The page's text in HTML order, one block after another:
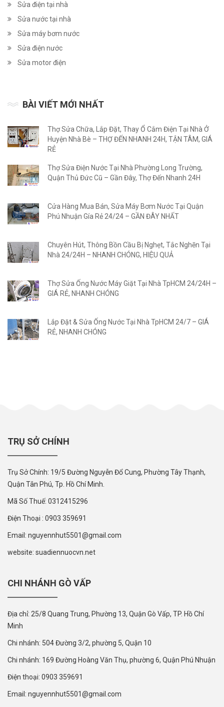
Sửa điện tại nhà
Sửa nước tại nhà
Sửa máy bơm nước
Sửa điện nước
Sửa motor điện
BÀI VIẾT MỚI NHẤT
Thợ Sửa Chữa, Lắp Đặt, Thay Ổ Cắm Điện Tại Nhà Ở
Huyện Nhà Bè – THỢ ĐẾN NHANH 24H, TẬN TÂM, GIÁ
RẺ
Thợ Sửa Điện Nước Tại Nhà Phường Long Trường,
Quận Thủ Đức Cũ – Gần Đây, Thợ Đến Nhanh 24H
Cửa Hàng Mua Bán, Sửa Máy Bơm Nước Tại Quận
Phú Nhuận Gía Rẻ 24/24 – GẦN ĐÂY NHẤT
Chuyên Hút, Thông Bồn Cầu Bị Nghẹt, Tắc Nghẽn Tại
Nhà 24/24H – NHANH CHÓNG, HIỆU QUẢ
Thợ Sửa Ống Nước Máy Giặt Tại Nhà TpHCM 24/24H –
GIÁ RẺ, NHANH CHÓNG
Lắp Đặt & Sửa Ống Nước Tại Nhà TpHCM 24/7 – GIÁ
RẺ, NHANH CHÓNG
TRỤ SỞ CHÍNH
Trụ Sở Chính: 19/5 Đường Nguyễn Đổ Cung, Phường Tây Thạnh,
Quận Tân Phú, Tp. Hồ Chí Minh.
Mã Số Thuế: 0312415296
Điện Thoại : 0903 359691
Email: nguyennhut5501@gmail.com
website: suadiennuocvn.net
CHI NHÁNH GÒ VẤP
Địa chỉ: 25/8 Quang Trung, Phường 13, Quận Gò Vấp, TP. Hồ Chí
Minh
Chi nhánh: 504 Đường 3/2, phường 5, Quận 10
Chi nhánh: 169 Đường Hoàng Văn Thụ, phường 6, Quận Phú Nhuận
Điện thoại: 0903 359691
Email: nguyennhut5501@gmail.com